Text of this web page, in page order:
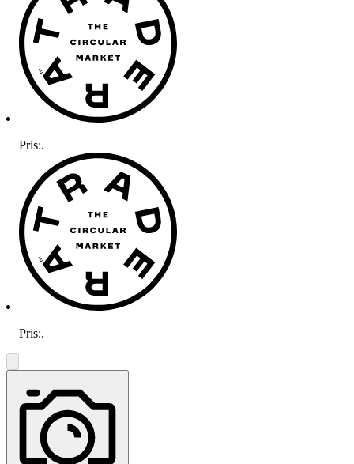
Pris:.
Pris:.